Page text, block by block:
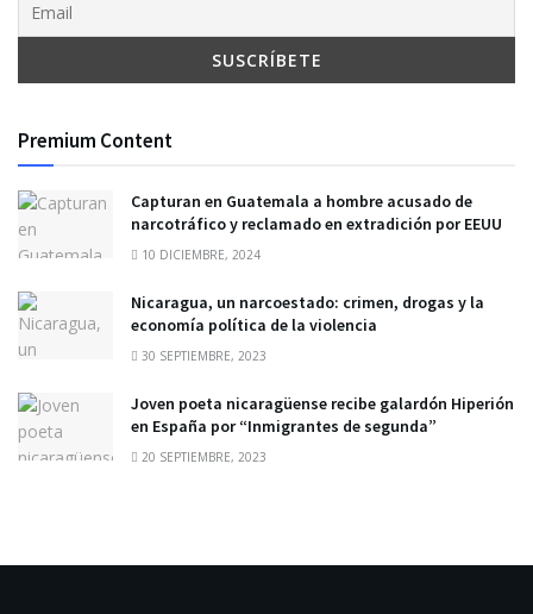
Premium Content
Capturan en Guatemala a hombre acusado de
narcotráfico y reclamado en extradición por EEUU
10 DICIEMBRE, 2024
Nicaragua, un narcoestado: crimen, drogas y la
economía política de la violencia
30 SEPTIEMBRE, 2023
Joven poeta nicaragüense recibe galardón Hiperión
en España por “Inmigrantes de segunda”
20 SEPTIEMBRE, 2023